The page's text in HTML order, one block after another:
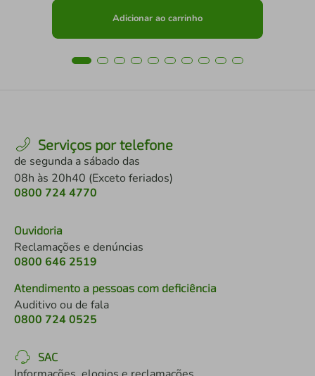
Adicionar ao carrinho
Serviços por telefone
de segunda a sábado das
08h às 20h40 (Exceto feriados)
0800 724 4770
Ouvidoria
Reclamações e denúncias
0800 646 2519
Atendimento a pessoas com deficiência
Auditivo ou de fala
0800 724 0525
SAC